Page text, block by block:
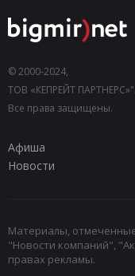
© 2000-2024,
ТОВ «КЕПРЕЙТ ПАРТНЕРС»".
Все права защищены.
Афиша
Новости
Материалы,
"Новости компаний",
правах рекламы.